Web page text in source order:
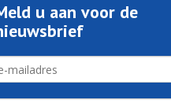
u aan voor de